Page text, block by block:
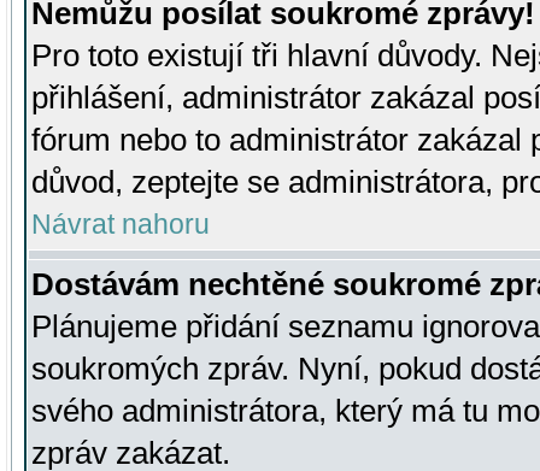
Nemůžu posílat soukromé zprávy!
Pro toto existují tři hlavní důvody.
přihlášení, administrátor zakázal
fórum nebo to administrátor zakázal
důvod, zeptejte se administrátora,
Návrat nahoru
Dostávám nechtěné soukromé
Plánujeme přidání seznamu
soukromých zpráv. Nyní, pokud
svého administrátora, který má tu
zpráv zakázat.